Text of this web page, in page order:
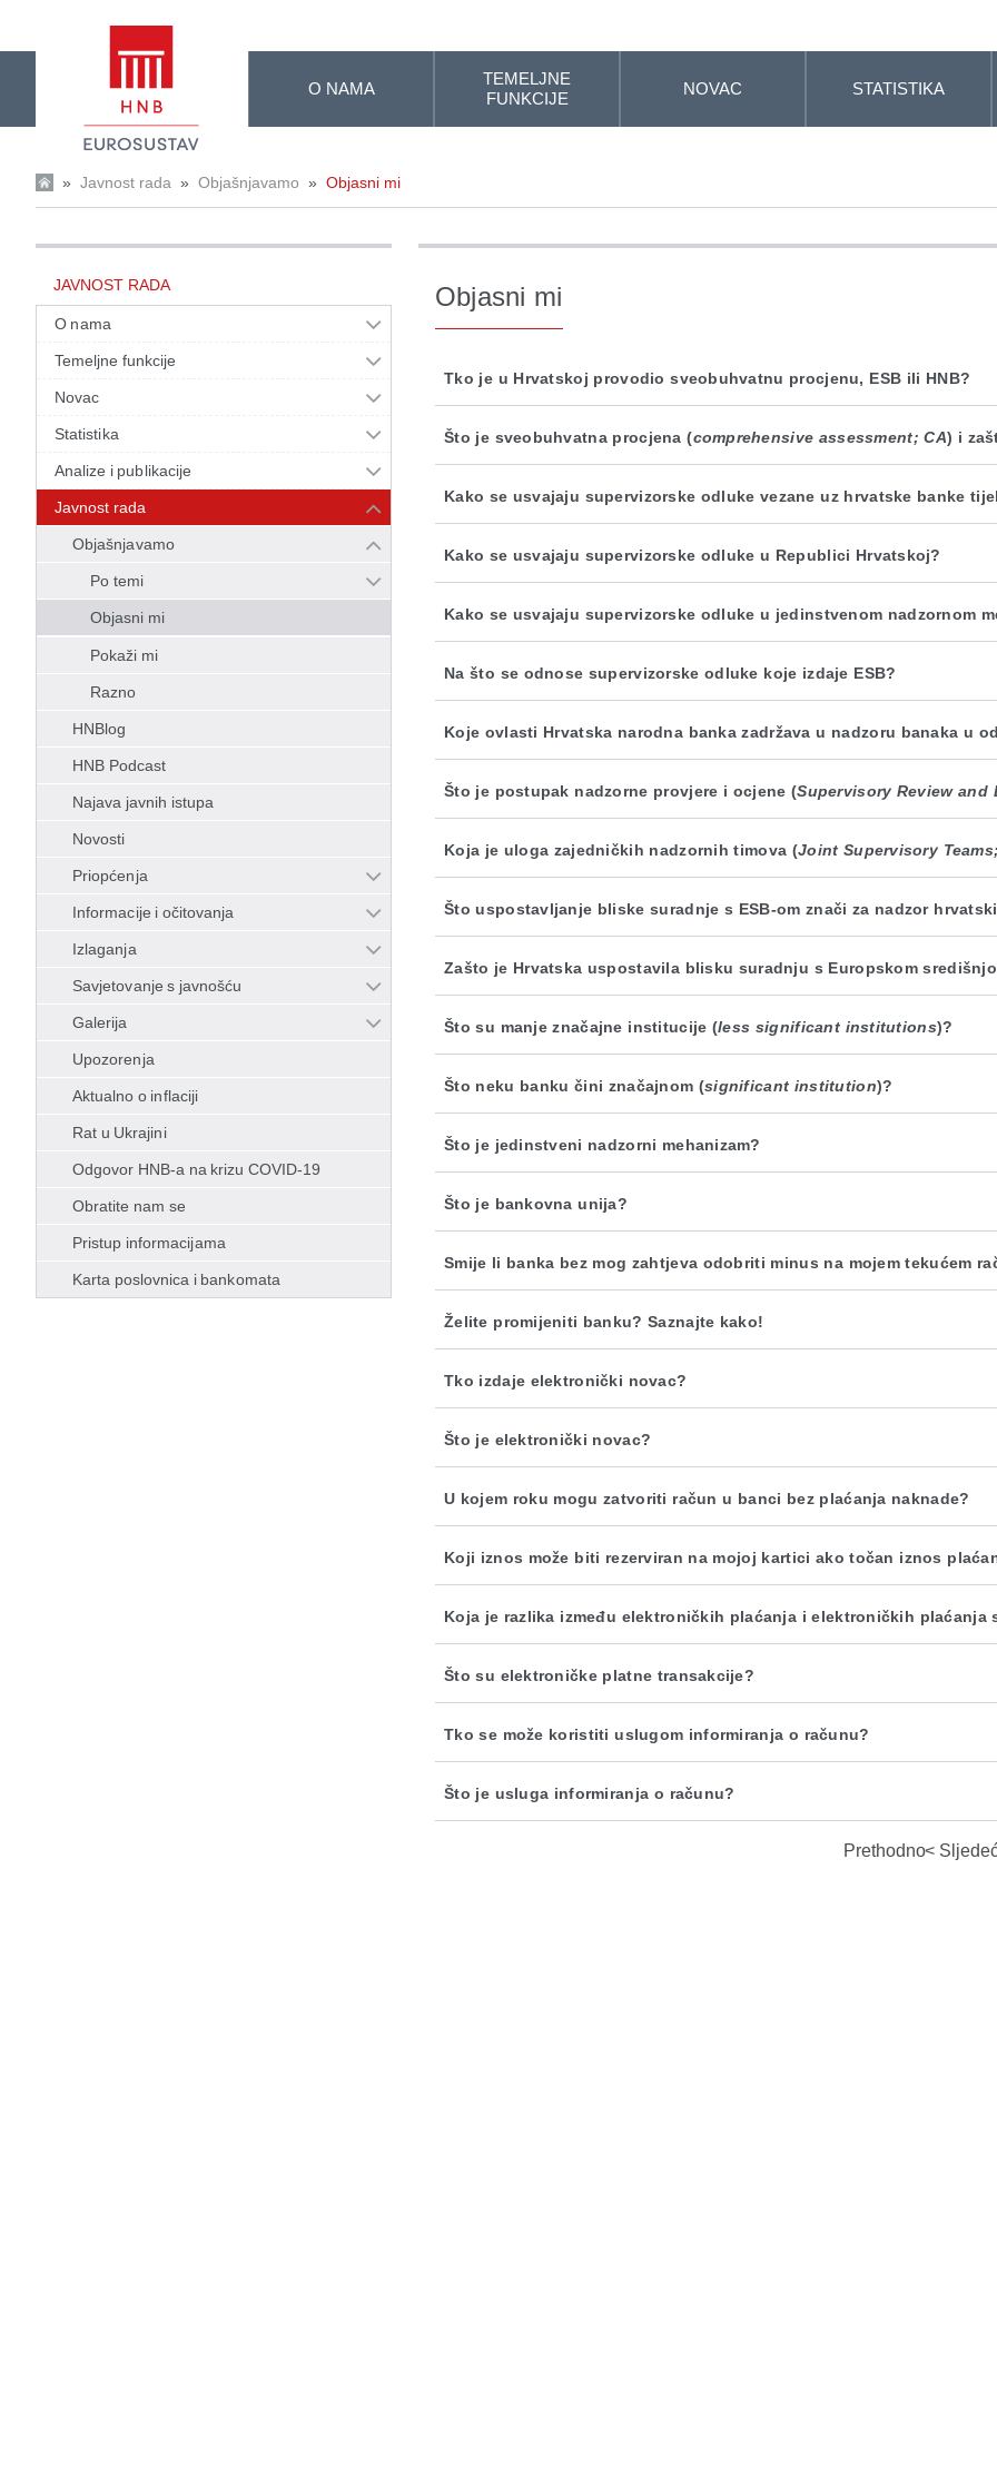
O NAMA
TEMELJNE
FUNKCIJE
NOVAC STATISTIKA
» Javnost rada » Objašnjavamo » Objasni mi
JAVNOST RADA
O nama
Temeljne funkcije
Novac
Statistika
Analize i publikacije
Javnost rada
Objašnjavamo
Po temi
Objasni mi
Pokaži mi
Razno
HNBlog
HNB Podcast
Najava javnih istupa
Novosti
Priopćenja
Informacije i očitovanja
Izlaganja
Savjetovanje s javnošću
Galerija
Upozorenja
Aktualno o inflaciji
Rat u Ukrajini
Odgovor HNB-a na krizu COVID-19
Obratite nam se
Pristup informacijama
Karta poslovnica i bankomata
Objasni mi
Tko je u Hrvatskoj provodio sveobuhvatnu procjenu, ESB ili HNB?
Što je sveobuhvatna procjena (comprehensive assessment; CA) i
Kako se usvajaju supervizorske odluke vezane uz hrvatske banke
Kako se usvajaju supervizorske odluke u Republici Hrvatskoj?
Kako se usvajaju supervizorske odluke u jedinstvenom nadzornom
Na što se odnose supervizorske odluke koje izdaje ESB?
Koje ovlasti Hrvatska narodna banka zadržava u nadzoru banaka u
Što je postupak nadzorne provjere i ocjene (Supervisory Review and
Koja je uloga zajedničkih nadzornih timova (Joint Supervisory
Što uspostavljanje bliske suradnje s ESB-om znači za nadzor
Zašto je Hrvatska uspostavila blisku suradnju s Europskom
Što su manje značajne institucije (less significant institutions)?
Što neku banku čini značajnom (significant institution)?
Što je jedinstveni nadzorni mehanizam?
Što je bankovna unija?
Smije li banka bez mog zahtjeva odobriti minus na mojem tekućem
Želite promijeniti banku? Saznajte kako!
Tko izdaje elektronički novac?
Što je elektronički novac?
U kojem roku mogu zatvoriti račun u banci bez plaćanja naknade?
Koji iznos može biti rezerviran na mojoj kartici ako točan iznos
Koja je razlika između elektroničkih plaćanja i elektroničkih plaćanja
Što su elektroničke platne transakcije?
Tko se može koristiti uslugom informiranja o računu?
Što je usluga informiranja o računu?
Prethodno